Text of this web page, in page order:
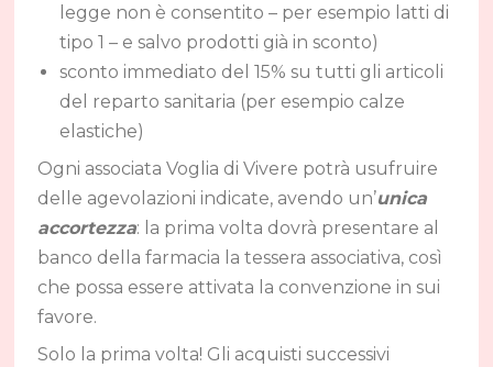
legge non è consentito – per esempio latti di
tipo 1 – e salvo prodotti già in sconto)
sconto immediato del 15% su tutti gli articoli
del reparto sanitaria (per esempio calze
elastiche)
Ogni associata Voglia di Vivere potrà usufruire
delle agevolazioni indicate, avendo un’unica
accortezza: la prima volta dovrà presentare al
banco della farmacia la tessera associativa, così
che possa essere attivata la convenzione in sui
favore.
Solo la prima volta! Gli acquisti successivi